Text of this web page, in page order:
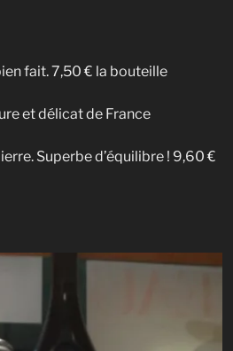
fait. 7,50 € la bouteille
et délicat de France
Superbe d’équilibre ! 9,60 €